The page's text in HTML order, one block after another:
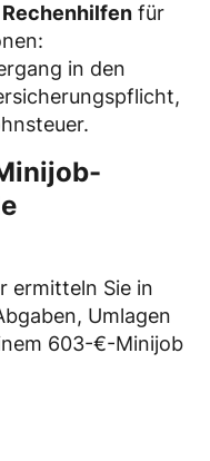
für
in den
ermitteln Sie in
Umlagen
603-€-Minijob